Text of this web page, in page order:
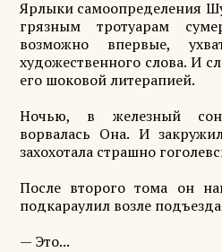
Ярлыки самоопределения
грязным тротуарам
возможно впервые,
художественного слова. И
его шоковой литерапией.
Ночью, в железный сон
ворвалась Она. И
захохотала страшно
После второго тома он
подкараулил возле
— Это...